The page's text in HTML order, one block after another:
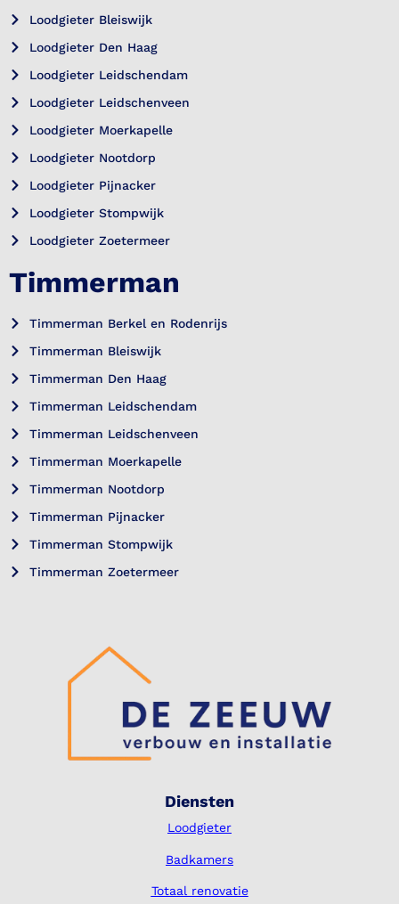
Loodgieter Bleiswijk
Loodgieter Den Haag
Loodgieter Leidschendam
Loodgieter Leidschenveen
Loodgieter Moerkapelle
Loodgieter Nootdorp
Loodgieter Pijnacker
Loodgieter Stompwijk
Loodgieter Zoetermeer
Timmerman
Timmerman Berkel en Rodenrijs
Timmerman Bleiswijk
Timmerman Den Haag
Timmerman Leidschendam
Timmerman Leidschenveen
Timmerman Moerkapelle
Timmerman Nootdorp
Timmerman Pijnacker
Timmerman Stompwijk
Timmerman Zoetermeer
Diensten
Loodgieter
Badkamers
Totaal renovatie